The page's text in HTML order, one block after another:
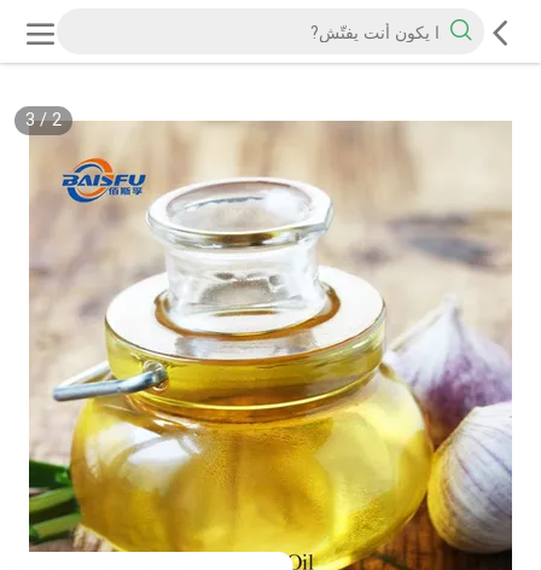
2
/
3